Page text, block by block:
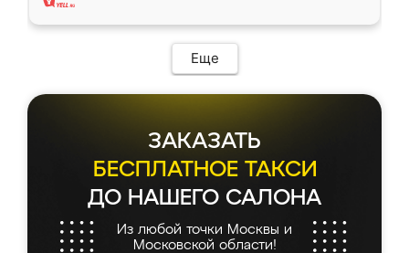
Еще
ЗАКАЗАТЬ
БЕСПЛАТНОЕ ТАКСИ
ДО НАШЕГО САЛОНА
Из любой точки Москвы и
Московской области!